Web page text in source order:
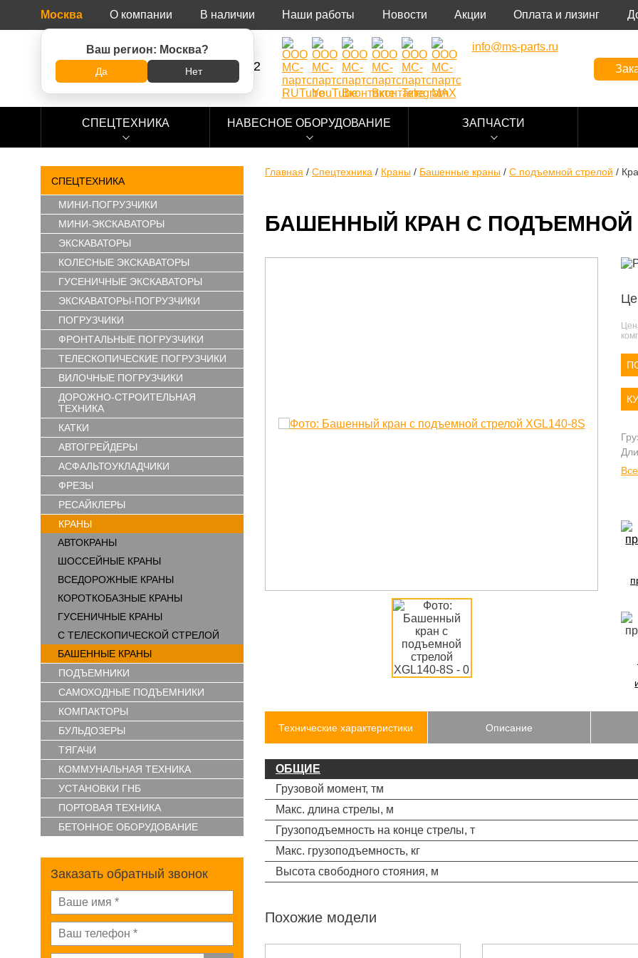
Москва
Ваш регион: Москва?
Да Нет
О компании В наличии Наши работы Новости Акции Оплата и лизинг
8 (800) 500-73-92
info@ms-parts.ru
СПЕЦТЕХНИКА НАВЕСНОЕ ОБОРУДОВАНИЕ ЗАПЧАСТИ
СПЕЦТЕХНИКА
МИНИ-ПОГРУЗЧИКИ
МИНИ-ЭКСКАВАТОРЫ
ЭКСКАВАТОРЫ
КОЛЕСНЫЕ ЭКСКАВАТОРЫ
ГУСЕНИЧНЫЕ ЭКСКАВАТОРЫ
ЭКСКАВАТОРЫ-ПОГРУЗЧИКИ
ПОГРУЗЧИКИ
ФРОНТАЛЬНЫЕ ПОГРУЗЧИКИ
ТЕЛЕСКОПИЧЕСКИЕ ПОГРУЗЧИКИ
ВИЛОЧНЫЕ ПОГРУЗЧИКИ
ДОРОЖНО-СТРОИТЕЛЬНАЯ
ТЕХНИКА
КАТКИ
АВТОГРЕЙДЕРЫ
АСФАЛЬТОУКЛАДЧИКИ
ФРЕЗЫ
РЕСАЙКЛЕРЫ
КРАНЫ
АВТОКРАНЫ
ШОССЕЙНЫЕ КРАНЫ
ВСЕДОРОЖНЫЕ КРАНЫ
КОРОТКОБАЗНЫЕ КРАНЫ
ГУСЕНИЧНЫЕ КРАНЫ
С ТЕЛЕСКОПИЧЕСКОЙ СТРЕЛОЙ
БАШЕННЫЕ КРАНЫ
ПОДЪЕМНИКИ
САМОХОДНЫЕ ПОДЪЕМНИКИ
КОМПАКТОРЫ
БУЛЬДОЗЕРЫ
ТЯГАЧИ
КОММУНАЛЬНАЯ ТЕХНИКА
УСТАНОВКИ ГНБ
ПОРТОВАЯ ТЕХНИКА
БЕТОННОЕ ОБОРУДОВАНИЕ
Заказать обратный звонок
Главная / Спецтехника / Краны / Башенные краны / C подъемной стрелой /
БАШЕННЫЙ КРАН С ПОДЪЕМНОЙ
Технические характеристики Описание
ОБЩИЕ
Грузовой момент, тм
Макс. длина стрелы, м
Грузоподъемность на конце стрелы, т
Макс. грузоподъемность, кг
Высота свободного стояния, м
Похожие модели